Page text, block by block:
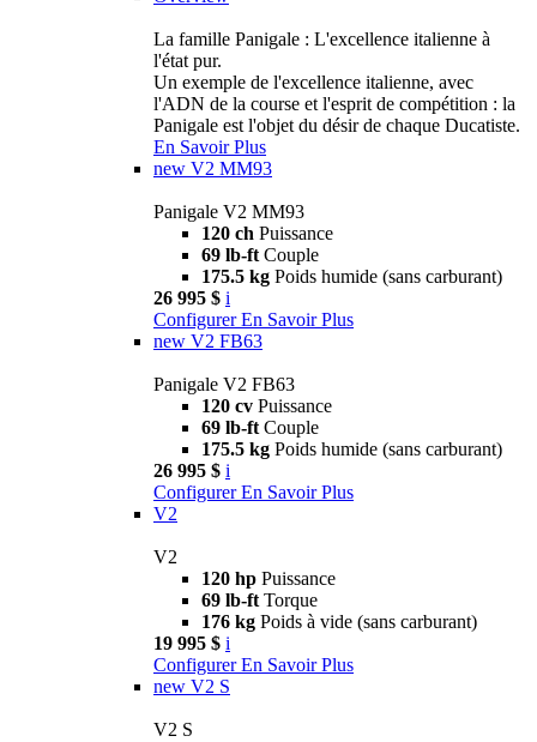
La famille Panigale : L'excellence italienne à
l'état pur.
Un exemple de l'excellence italienne, avec
l'ADN de la course et l'esprit de compétition : la
Panigale est l'objet du désir de chaque Ducatiste.
En Savoir Plus
new V2 MM93
Panigale V2 MM93
120 ch Puissance
69 lb-ft Couple
175.5 kg Poids humide (sans carburant)
26 995 $ i
Configurer En Savoir Plus
new V2 FB63
Panigale V2 FB63
120 cv Puissance
69 lb-ft Couple
175.5 kg Poids humide (sans carburant)
26 995 $ i
Configurer En Savoir Plus
V2
V2
120 hp Puissance
69 lb-ft Torque
176 kg Poids à vide (sans carburant)
19 995 $ i
Configurer En Savoir Plus
new V2 S
V2 S